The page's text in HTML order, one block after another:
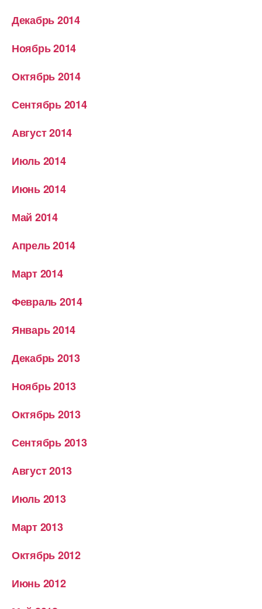
Декабрь 2014
Ноябрь 2014
Октябрь 2014
Сентябрь 2014
Август 2014
Июль 2014
Июнь 2014
Май 2014
Апрель 2014
Март 2014
Февраль 2014
Январь 2014
Декабрь 2013
Ноябрь 2013
Октябрь 2013
Сентябрь 2013
Август 2013
Июль 2013
Март 2013
Октябрь 2012
Июнь 2012